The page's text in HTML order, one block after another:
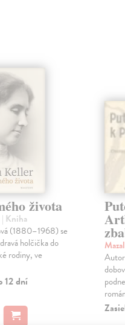
života
| Kniha
(1880–1968) se
holčička do
rodiny, ve
12 dní